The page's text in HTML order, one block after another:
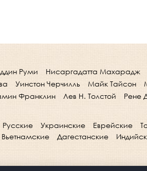
Руми Нисаргадатта Махарадж
Уинстон Черчилль Майк Тайсон
Франклин Лев Н. Толстой Рене
Русские Украинские Еврейские
Вьетнамские Дагестанские